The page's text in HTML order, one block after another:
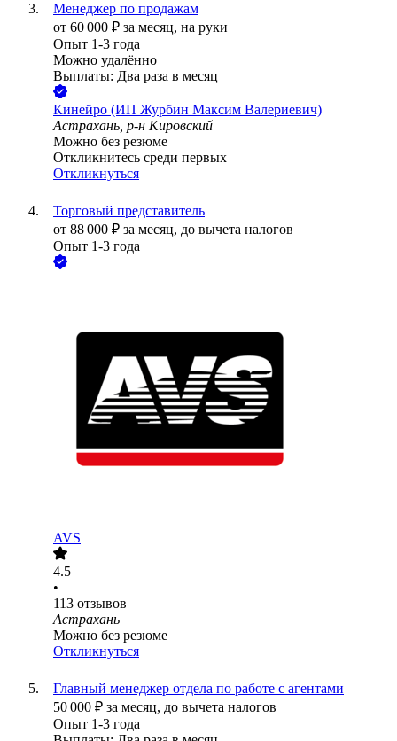
Менеджер по продажам
от 60 000 ₽ за месяц, на руки
Опыт 1-3 года
Можно удалённо
Выплаты: Два раза в месяц
Кинейро (ИП Журбин Максим Валериевич)
Астрахань, р-н Кировский
Можно без резюме
Откликнитесь среди первых
Откликнуться
Торговый представитель
от 88 000 ₽ за месяц, до вычета налогов
Опыт 1-3 года
AVS
4.5
•
113 отзывов
Астрахань
Можно без резюме
Откликнуться
Главный менеджер отдела по работе с агентами
50 000 ₽ за месяц, до вычета налогов
Опыт 1-3 года